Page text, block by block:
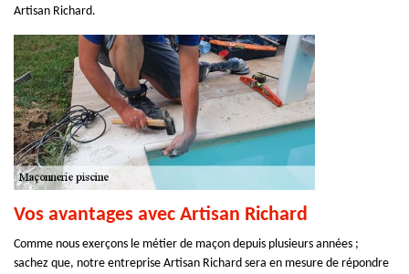
Artisan Richard.
Vos avantages avec Artisan Richard
Comme nous exerçons le métier de maçon depuis plusieurs années ;
sachez que, notre entreprise Artisan Richard sera en mesure de répondre